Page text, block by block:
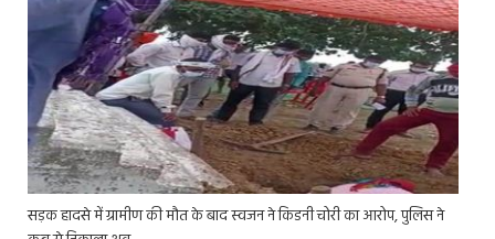
सड़क हादसे में ग्रामीण की मौत के बाद स्वजन ने किडनी चोरी का आरोप, पुलिस ने